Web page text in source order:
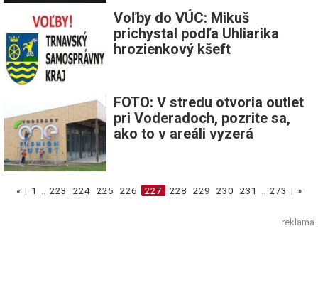
Voľby do VÚC: Mikuš
prichystal podľa Uhliarika
hrozienkový kšeft
FOTO: V stredu otvoria outlet
pri Voderadoch, pozrite sa,
ako to v areáli vyzerá
« | 1 223 224 225 226 227 228 229 230 231 273 | »
reklama